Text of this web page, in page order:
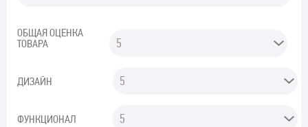
ОБЩАЯ ОЦЕНКА
ТОВАРА
ДИЗАЙН
ФУНКЦИОНАЛ